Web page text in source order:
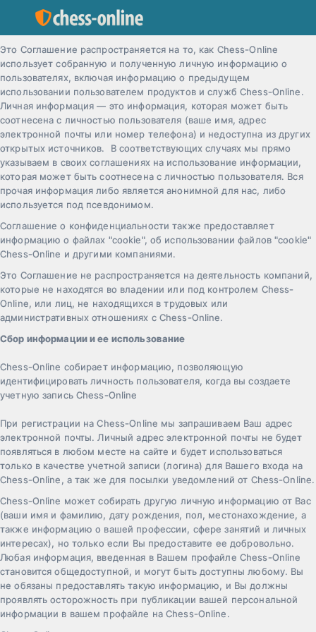
Это Соглашение распространяется на то, как Chess-Online
использует собранную и полученную личную информацию о
пользователях, включая информацию о предыдущем
использовании пользователем продуктов и служб Chess-Online.
Личная информация — это информация, которая может быть
соотнесена с личностью пользователя (ваше имя, адрес
электронной почты или номер телефона) и недоступна из других
открытых источников. В соответствующих случаях мы прямо
указываем в своих соглашениях на использование информации,
которая может быть соотнесена с личностью пользователя. Вся
прочая информация либо является анонимной для нас, либо
используется под псевдонимом.
Соглашение о конфиденциальности также предоставляет
информацию о файлах "cookie", об использовании файлов "cookie"
Chess-Online и другими компаниями.
Это Соглашение не распространяется на деятельность компаний,
которые не находятся во владении или под контролем Chess-
Online, или лиц, не находящихся в трудовых или
административных отношениях с Chess-Online.
Сбор информации и ее использование
Chess-Online собирает информацию, позволяющую
идентифицировать личность пользователя, когда вы создаете
учетную запись Chess-Online
При регистрации на Chess-Online мы запрашиваем Ваш адрес
электронной почты. Личный адрес электронной почты не будет
появляться в любом месте на сайте и будет использоваться
только в качестве учетной записи (логина) для Вашего входа на
Chess-Online, а так же для посылки уведомлений от Chess-Online.
Chess-Online может собирать другую личную информацию от Вас
(ваши имя и фамилию, дату рождения, пол, местонахождение, а
также информацию о вашей профессии, сфере занятий и личных
интересах), но только если Вы предоставите ее добровольно.
Любая информация, введенная в Вашем профайле Chess-Online
становится общедоступной, и могут быть доступны любому. Вы
не обязаны предоставлять такую ​​информацию, и Вы должны
проявлять осторожность при публикации вашей персональной
информации в вашем профайле на Chess-Online.